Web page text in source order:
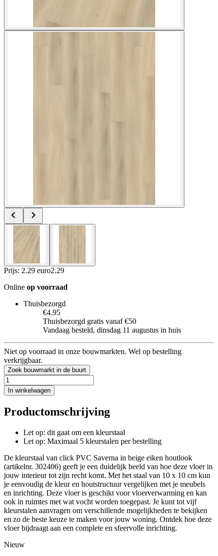
Prijs: 2.29 euro2.29
Online op voorraad
Thuisbezorgd
€4.95
Thuisbezorgd gratis vanaf €50
Vandaag besteld, dinsdag 11 augustus in huis
Niet op voorraad in onze bouwmarkten. Wel op bestelling
verkrijgbaar.
Zoek bouwmarkt in de buurt
In winkelwagen
Productomschrijving
Let op: dit gaat om een kleurstaal
Let op: Maximaal 5 kleurstalen per bestelling
De kleurstaal van click PVC Saverna in beige eiken houtlook
(artikelnr. 302406) geeft je een duidelijk beeld van hoe deze vloer in
jouw interieur tot zijn recht komt. Met het staal van 10 x 10 cm kun
je eenvoudig de kleur en houtstructuur vergelijken met je meubels
en inrichting. Deze vloer is geschikt voor vloerverwarming en kan
ook in ruimtes met wat vocht worden toegepast. Je kunt tot vijf
kleurstalen aanvragen om verschillende mogelijkheden te bekijken
en zo de beste keuze te maken voor jouw woning. Ontdek hoe deze
vloer bijdraagt aan een complete en sfeervolle inrichting.
Nieuw